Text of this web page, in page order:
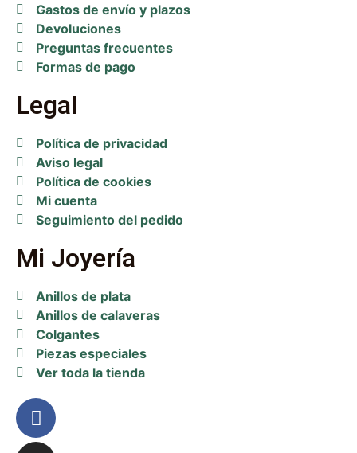
Gastos de envío y plazos
Devoluciones
Preguntas frecuentes
Formas de pago
Legal
Política de privacidad
Aviso legal
Política de cookies
Mi cuenta
Seguimiento del pedido
Mi Joyería
Anillos de plata
Anillos de calaveras
Colgantes
Piezas especiales
Ver toda la tienda